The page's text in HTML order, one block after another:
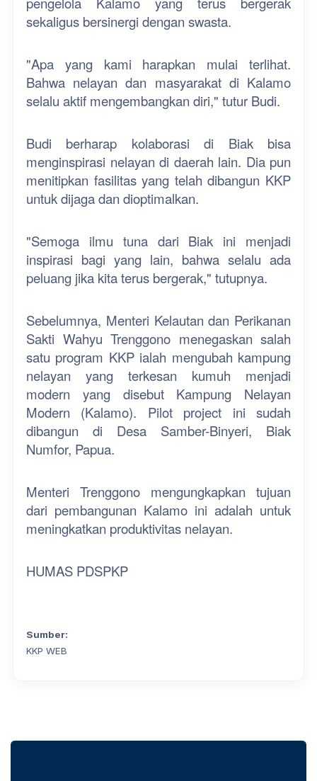
sekaligus bersinergi dengan swasta.
"Apa yang kami harapkan mulai terlihat.
Bahwa nelayan dan masyarakat di Kalamo
selalu aktif mengembangkan diri," tutur Budi.
Budi berharap kolaborasi di Biak bisa
menginspirasi nelayan di daerah lain. Dia pun
menitipkan fasilitas yang telah dibangun KKP
untuk dijaga dan dioptimalkan.
"Semoga ilmu tuna dari Biak ini menjadi
inspirasi bagi yang lain, bahwa selalu ada
peluang jika kita terus bergerak," tutupnya.
Sebelumnya, Menteri Kelautan dan Perikanan
Sakti Wahyu Trenggono menegaskan salah
satu program KKP ialah mengubah kampung
nelayan yang terkesan kumuh menjadi
modern yang disebut Kampung Nelayan
Modern (Kalamo). Pilot project ini sudah
dibangun di Desa Samber-Binyeri, Biak
Numfor, Papua.
Menteri Trenggono mengungkapkan tujuan
dari pembangunan Kalamo ini adalah untuk
meningkatkan produktivitas nelayan.
HUMAS PDSPKP
Sumber:
KKP WEB